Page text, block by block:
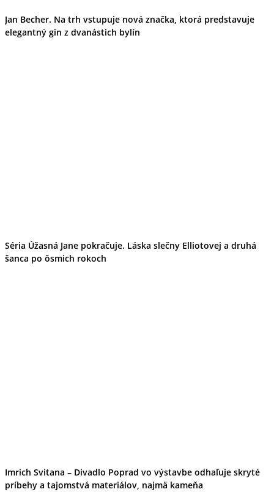
Jan Becher. Na trh vstupuje nová značka, ktorá predstavuje
elegantný gin z dvanástich bylín
Séria Úžasná Jane pokračuje. Láska slečny Elliotovej a druhá
šanca po ôsmich rokoch
Imrich Svitana – Divadlo Poprad vo výstavbe odhaľuje skryté
príbehy a tajomstvá materiálov, najmä kameňa